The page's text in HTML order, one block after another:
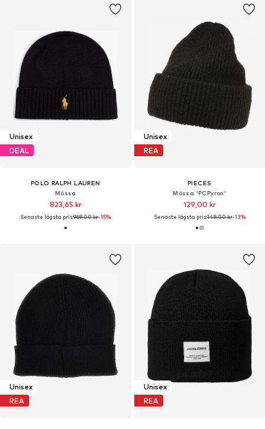
Unisex
DEAL
POLO RALPH LAUREN
Mössa
823,65 kr
Senaste lägsta pris:969,00 kr-15%
Unisex
REA
PIECES
Mössa 'PCPyron'
129,00 kr
Senaste lägsta pris:149,00 kr-13%
Unisex
REA
Unisex
REA